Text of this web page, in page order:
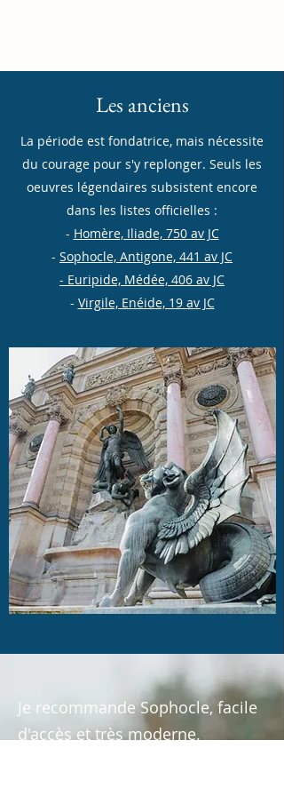
Les anciens
La période est fondatrice, mais nécessite
du courage pour s'y replonger. Seuls les
oeuvres légendaires subsistent encore
dans les listes officielles :
- Homère, Iliade, 750 av JC
- Sophocle, Antigone, 441 av JC
- Euripide, Médée, 406 av JC
- Virgile, Enéide, 19 av JC
Je recommande Sophocle, facile
d'accès et très moderne.